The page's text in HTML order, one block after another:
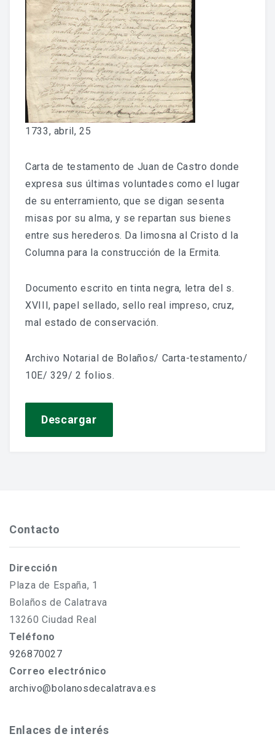
Fondo Histórico
Fondo Notarial
Catálogos Y Cuadros De Clasificación
Categorías
Libros De Actas
Reales Provisiones
FONDO FOTOGRÁFICO
DIFUSIÓN
Vídeos De Jornadas De Historia Local
Estudios De Historia Y Patrimonio
Catálogo De La Iglesia San Felipe Y Santiago
1733, abril, 25
Carta de testamento de Juan de Castro donde
expresa sus últimas voluntades como el lugar
de su enterramiento, que se digan sesenta
misas por su alma, y se repartan sus bienes
entre sus herederos. Da limosna al Cristo d la
Columna para la construcción de la Ermita.
Documento escrito en tinta negra, letra del s.
XVIII, papel sellado, sello real impreso, cruz,
mal estado de conservación.
Archivo Notarial de Bolaños/ Carta-testamento/
10E/ 329/ 2 folios.
Descargar
Contacto
Dirección
Plaza de España, 1
Bolaños de Calatrava
13260 Ciudad Real
Teléfono
926870027
Correo electrónico
archivo@bolanosdecalatrava.es
Enlaces de interés